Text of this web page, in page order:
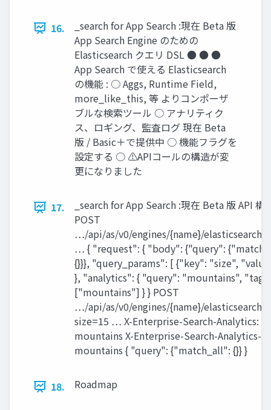
16.
_search for App Search :現在 Beta 版
App Search Engine のための
Elasticsearch クエリ DSL ● ● ●
App Search で使える Elasticsearch
の機能 : ○ Aggs, Runtime Field,
more_like_this, 等 よりコンポーザ
ブルな検索ツール ○ アナリティク
ス、ロギング、監査ログ 現在 Beta
版 / Basic＋で提供中 ○ 機能フラグを
設定する ○ ⚠APIコールの構造が変
更になりました
17.
_search for App Search :現在 Beta 版 API 構
POST
…/api/as/v0/engines/{name}/elasticsearch/
… { "request": { "body": {"query":
{}}}, "query_params": [ {"key": "size",
}, "analytics": { "query": "mountains",
["mountains"] } } POST
…/api/as/v0/engines/{name}/elasticsearch/
size=15 … X-Enterprise-Search-Analytics:
mountains X-Enterprise-Search-Analytics-
mountains { "query": {"match_all": {}} }
18. Roadmap